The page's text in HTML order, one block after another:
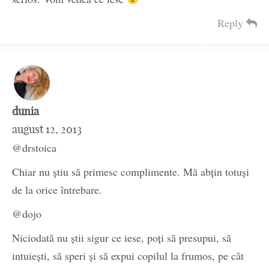
Reply
dunia
august 12, 2013
@drstoica
Chiar nu știu să primesc complimente. Mă abțin totuși
de la orice întrebare.
@dojo
Niciodată nu știi sigur ce iese, poți să presupui, să
intuiești, să speri și să expui copilul la frumos, pe cât